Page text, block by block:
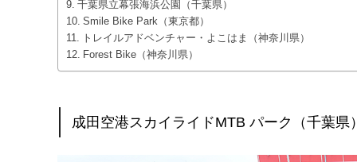
千葉県立幕張海浜公園（千葉県）
Smile Bike Park（東京都）
トレイルアドベンチャー・よこはま（神奈川県）
Forest Bike（神奈川県）
成田空港スカイライドMTB パーク（千葉県